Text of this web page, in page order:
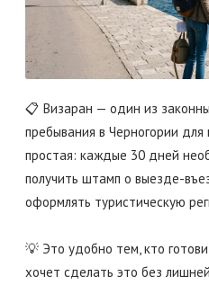
📋 Визаран — один из
пребывания в Черногории для
простая: каждые 30 дней
получить штамп о выезде-
оформлять туристическую
💡 Это удобно тем, кто
хочет сделать это без